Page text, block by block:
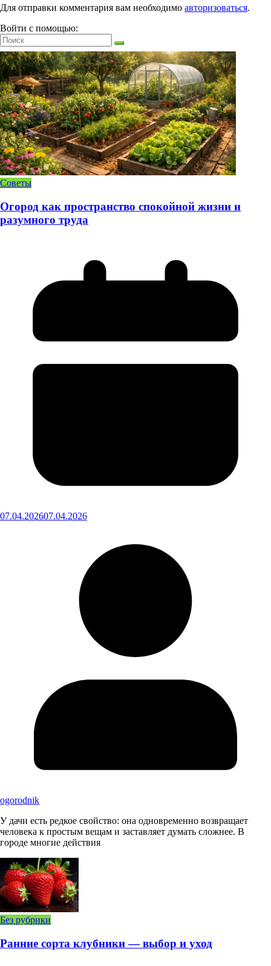
Для отправки комментария вам необходимо авторизоваться.
Войти с помощью:
Советы
Огород как пространство спокойной жизни и
разумного труда
07.04.202607.04.2026
ogorodnik
У дачи есть редкое свойство: она одновременно возвращает
человека к простым вещам и заставляет думать сложнее. В
городе многие действия
Без рубрики
Ранние сорта клубники — выбор и уход